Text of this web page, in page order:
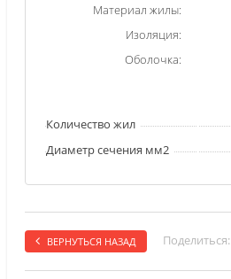
Материал жилы:
Изоляция:
Оболочка:
Количество жил
Диаметр сечения мм2
ВЕРНУТЬСЯ НАЗАД Поделиться: